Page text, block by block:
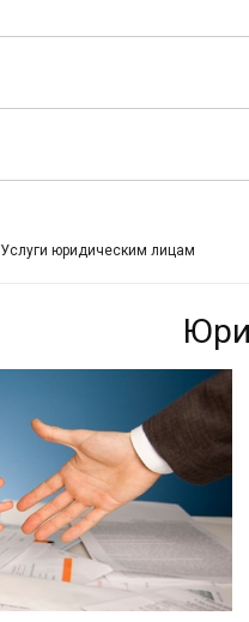
Услуги юридическим лицам